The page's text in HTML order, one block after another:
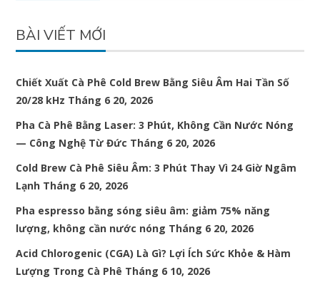
BÀI VIẾT MỚI
Chiết Xuất Cà Phê Cold Brew Bằng Siêu Âm Hai Tần Số
20/28 kHz Tháng 6 20, 2026
Pha Cà Phê Bằng Laser: 3 Phút, Không Cần Nước Nóng
— Công Nghệ Từ Đức Tháng 6 20, 2026
Cold Brew Cà Phê Siêu Âm: 3 Phút Thay Vì 24 Giờ Ngâm
Lạnh Tháng 6 20, 2026
Pha espresso bằng sóng siêu âm: giảm 75% năng
lượng, không cần nước nóng Tháng 6 20, 2026
Acid Chlorogenic (CGA) Là Gì? Lợi Ích Sức Khỏe & Hàm
Lượng Trong Cà Phê Tháng 6 10, 2026